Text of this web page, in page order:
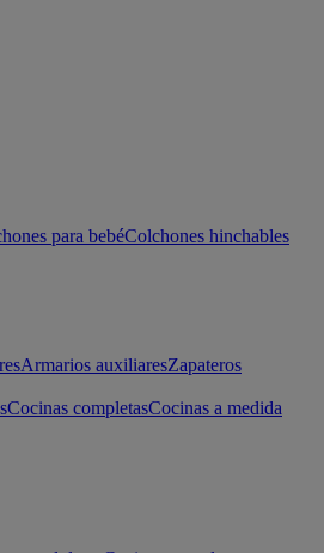
para bebéColchones hinchables
Armarios auxiliaresZapateros
Cocinas completasCocinas a medida